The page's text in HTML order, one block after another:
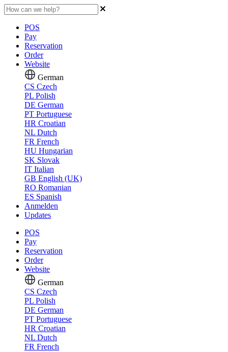
POS
Pay
Reservation
Order
Website
German
CS Czech
PL Polish
DE German
PT Portuguese
HR Croatian
NL Dutch
FR French
HU Hungarian
SK Slovak
IT Italian
GB English (UK)
RO Romanian
ES Spanish
Anmelden
Updates
POS
Pay
Reservation
Order
Website
German
CS Czech
PL Polish
DE German
PT Portuguese
HR Croatian
NL Dutch
FR French